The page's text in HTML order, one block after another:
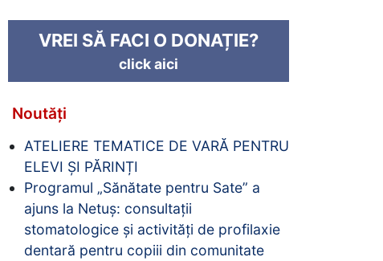
VREI SĂ FACI O DONAȚIE?
click aici
Noutăți
ATELIERE TEMATICE DE VARĂ PENTRU
ELEVI ȘI PĂRINȚI
Programul „Sănătate pentru Sate” a
ajuns la Netuș: consultații
stomatologice și activități de profilaxie
dentară pentru copiii din comunitate